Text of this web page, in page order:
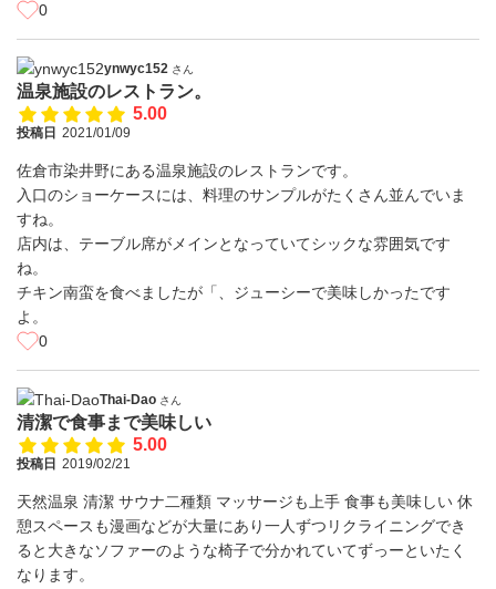
0
ynwyc152 さん
温泉施設のレストラン。
5.00
投稿日 2021/01/09
佐倉市染井野にある温泉施設のレストランです。
入口のショーケースには、料理のサンプルがたくさん並んでいま
すね。
店内は、テーブル席がメインとなっていてシックな雰囲気です
ね。
チキン南蛮を食べましたが「、ジューシーで美味しかったです
よ。
0
Thai-Dao さん
清潔で食事まで美味しい
5.00
投稿日 2019/02/21
天然温泉 清潔 サウナ二種類 マッサージも上手 食事も美味しい 休
憩スペースも漫画などが大量にあり一人ずつリクライニングでき
ると大きなソファーのような椅子で分かれていてずっーといたく
なります。